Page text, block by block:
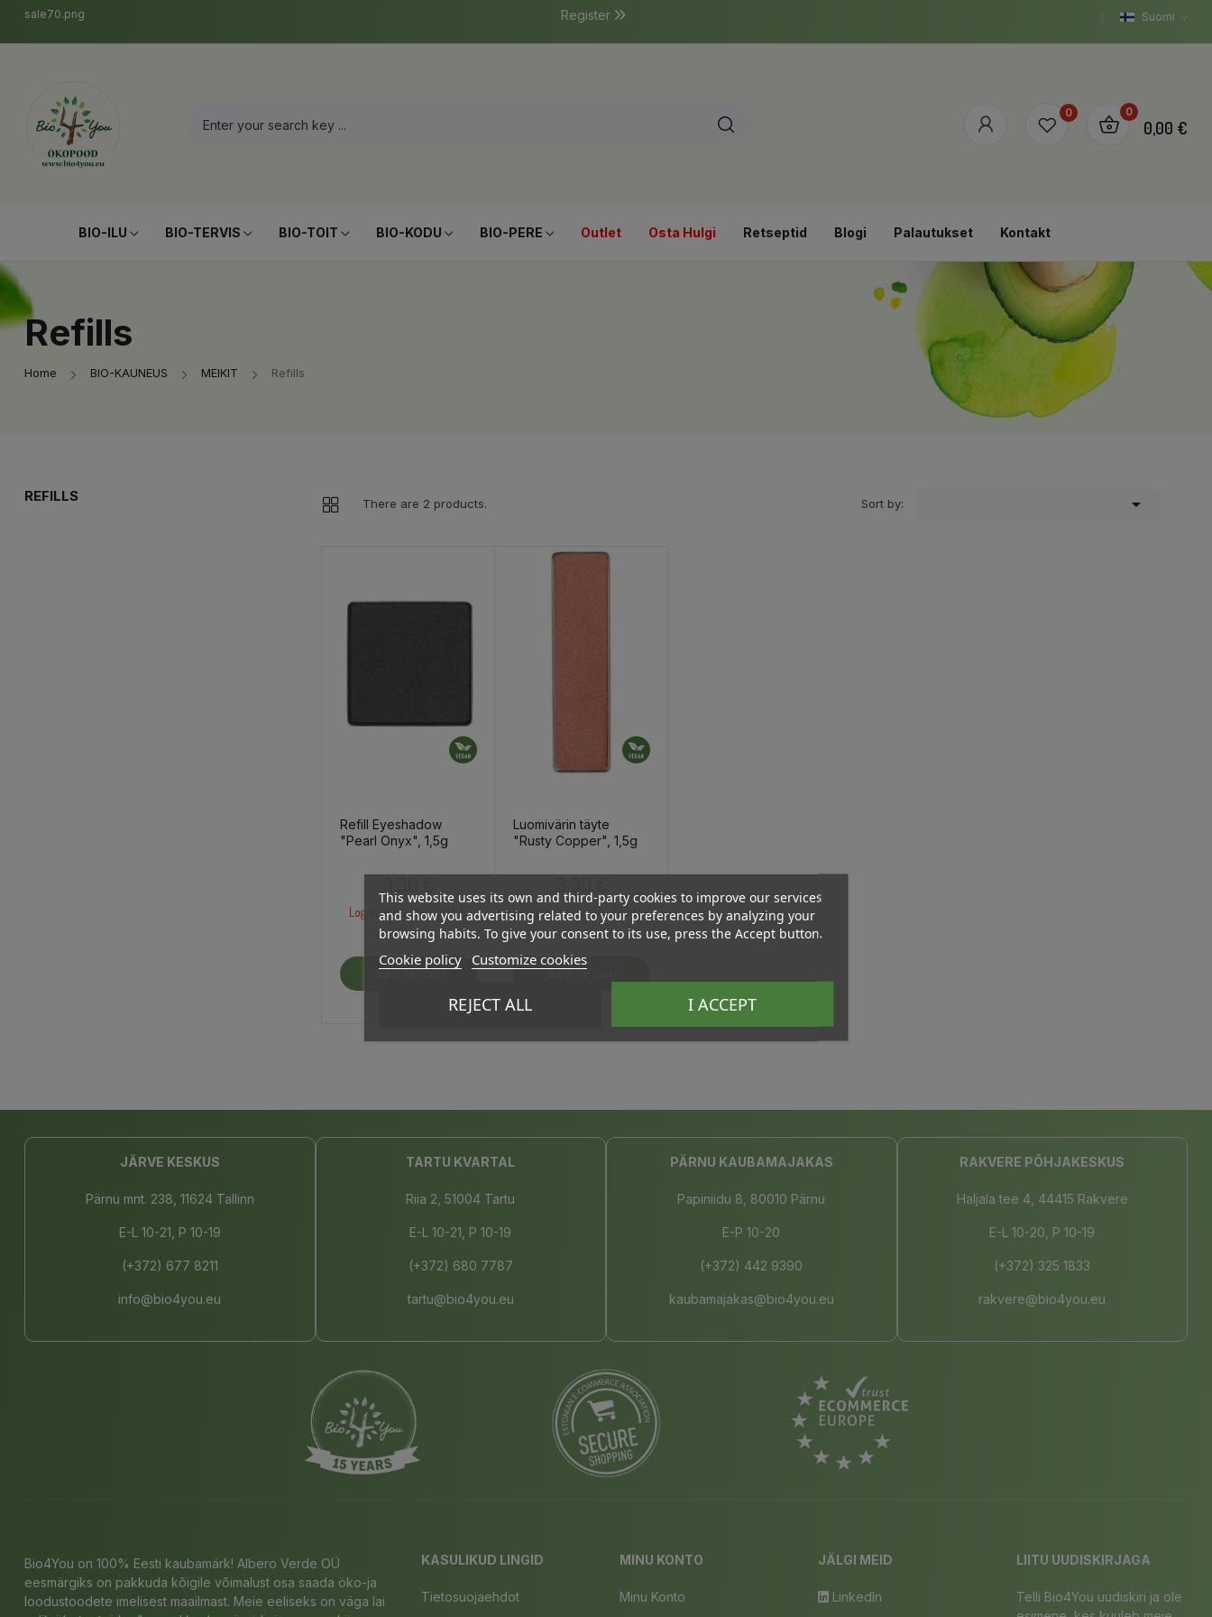
sale70.png Suomi
Register
0 0
0,00 €
BIO-ILU BIO-TERVIS BIO-TOIT BIO-KODU BIO-PERE Outlet Osta Hulgi Retseptid Blogi Palautukset Kontakt
Refills
Home BIO-KAUNEUS MEIKIT Refills
REFILLS There are 2 products. Sort by: 
Refill Eyeshadow
"Pearl Onyx", 1,5g
Log in to buy for :3.14 €
Add To Cart
Luomivärin täyte
"Rusty Copper", 1,5g
Log in to buy for :3.14 €
Add To Cart
JÄRVE KESKUS
Pärnu mnt. 238, 11624 Tallinn
E-L 10-21, P 10-19
(+372) 677 8211
info@bio4you.eu
TARTU KVARTAL
Riia 2, 51004 Tartu
E-L 10-21, P 10-19
(+372) 680 7787
tartu@bio4you.eu
PÄRNU KAUBAMAJAKAS
Papiniidu 8, 80010 Pärnu
E-P 10-20
(+372) 442 9390
kaubamajakas@bio4you.eu
RAKVERE PÕHJAKESKUS
Haljala tee 4, 44415 Rakvere
E-L 10-20, P 10-19
(+372) 325 1833
rakvere@bio4you.eu
Bio4You on 100% Eesti kaubamärk! Albero Verde OÜ
eesmärgiks on pakkuda kõigile võimalust osa saada öko-ja
loodustoodete imelisest maailmast. Meie eeliseks on väga lai
KASULIKUD LINGID
Tietosuojaehdot
MINU KONTO
Minu Konto
JÄLGI MEID
LinkedIn
LIITU UUDISKIRJAGA
Telli Bio4You uudiskiri ja ole
This website uses its own and third-party cookies to improve our services
and show you advertising related to your preferences by analyzing your
browsing habits. To give your consent to its use, press the Accept button.
Cookie policy Customize cookies
REJECT ALL I ACCEPT